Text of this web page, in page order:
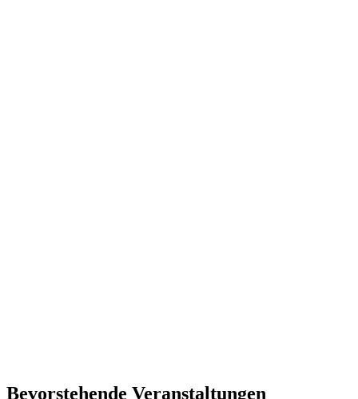
Bevorstehende Veranstaltungen